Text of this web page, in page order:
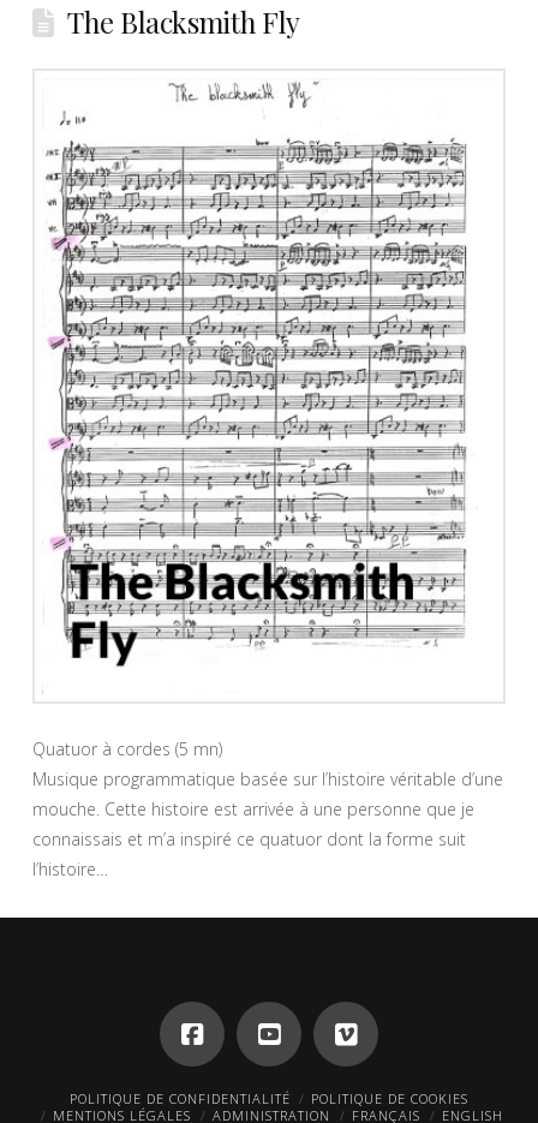
The Blacksmith Fly
Quatuor à cordes (5 mn)
Musique programmatique basée sur l’histoire véritable d’une
mouche. Cette histoire est arrivée à une personne que je
connaissais et m’a inspiré ce quatuor dont la forme suit
l’histoire…
POLITIQUE DE CONFIDENTIALITÉ
POLITIQUE DE COOKIES
MENTIONS LÉGALES
ADMINISTRATION FRANÇAIS ENGLISH